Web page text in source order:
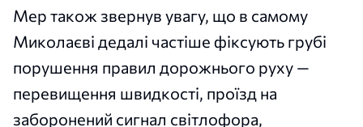
Мер також звернув увагу, що в самому
Миколаєві дедалі частіше фіксують грубі
порушення правил дорожнього руху —
перевищення швидкості, проїзд на
заборонений сигнал світлофора,